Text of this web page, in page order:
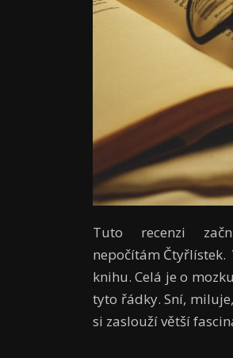
Tuto recenzi
nepočítám Čtyřlístek.
knihu. Celá je o
tyto řádky. Sní,
si zaslouží větší